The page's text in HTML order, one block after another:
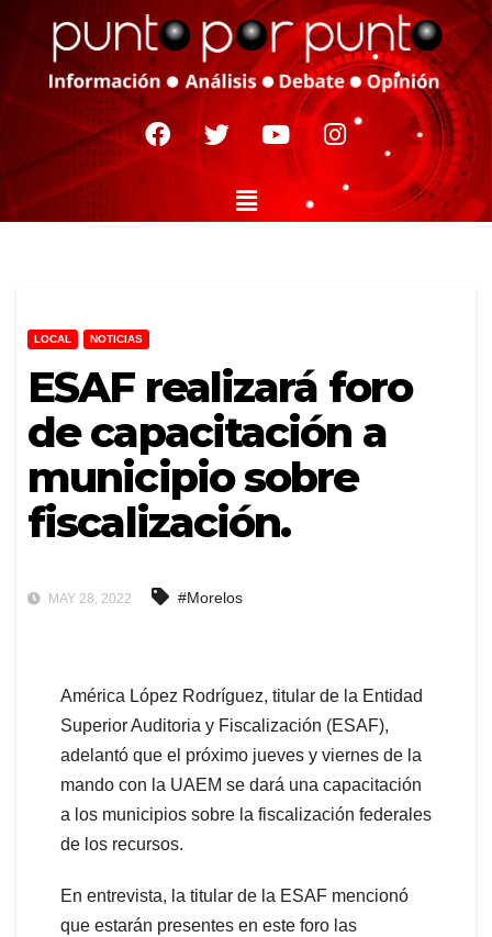
LOCAL NOTICIAS
ESAF realizará foro
de capacitación a
municipio sobre
fiscalización.
MAY 28, 2022 #Morelos
América López Rodríguez, titular de la Entidad
Superior Auditoria y Fiscalización (ESAF),
adelantó que el próximo jueves y viernes de la
mando con la UAEM se dará una capacitación
a los municipios sobre la fiscalización federales
de los recursos.
En entrevista, la titular de la ESAF mencionó
que estarán presentes en este foro las